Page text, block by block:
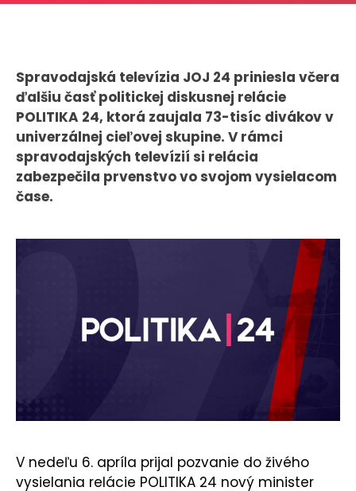
Tím
Kariéra
PRESS
Tlačové správy
VEREJNÉ VYSIELANIE MS 2026
KONTAKT
Spravodajská televízia JOJ 24 priniesla včera
ďalšiu časť politickej diskusnej relácie
POLITIKA 24, ktorá zaujala 73-tisíc divákov v
univerzálnej cieľovej skupine. V rámci
spravodajských televízií si relácia
zabezpečila prvenstvo vo svojom vysielacom
čase.
V nedeľu 6. apríla prijal pozvanie do živého
vysielania relácie POLITIKA 24 nový minister